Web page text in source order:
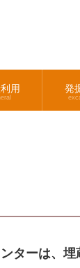
用 発
ターは、埋